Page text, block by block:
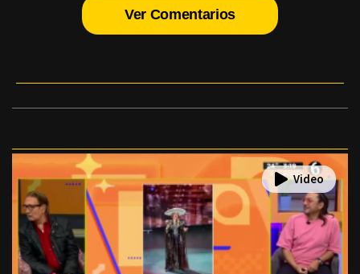
Ver Comentarios